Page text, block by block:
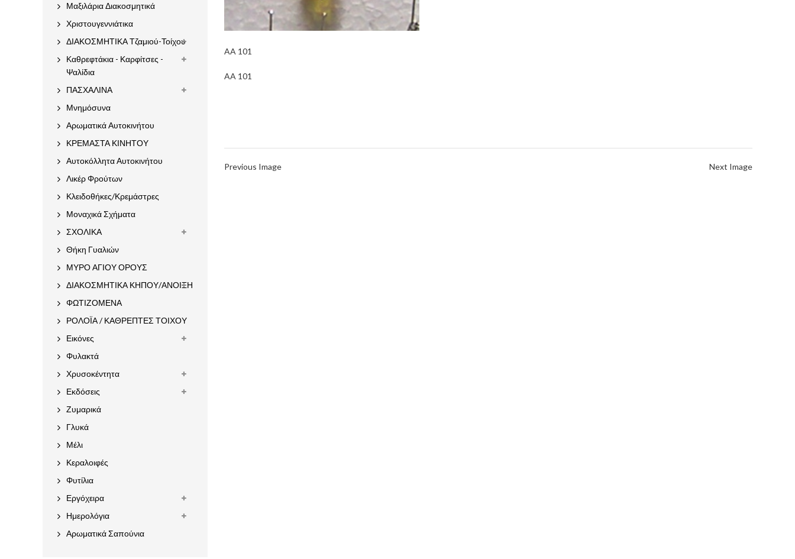
AA 101
AA 101
Previous Image Next Image
Μαξιλάρια Διακοσμητικά
Χριστουγεννιάτικα
ΔΙΑΚΟΣΜΗΤΙΚΑ Τζαμιού-Τοίχου
Καθρεφτάκια - Καρφίτσες -
Ψαλίδια
ΠΑΣΧΑΛΙΝΑ
Μνημόσυνα
Αρωματικά Αυτοκινήτου
ΚΡΕΜΑΣΤΑ ΚΙΝΗΤΟΥ
Αυτοκόλλητα Αυτοκινήτου
Λικέρ Φρούτων
Κλειδοθήκες/Κρεμάστρες
Μοναχικά Σχήματα
ΣΧΟΛΙΚΑ
Θήκη Γυαλιών
ΜΥΡΟ ΑΓΙΟΥ ΟΡΟΥΣ
ΔΙΑΚΟΣΜΗΤΙΚΑ ΚΗΠΟΥ/ΑΝΟΙΞΗ
ΦΩΤΙΖΟΜΕΝΑ
ΡΟΛΟΪΑ / ΚΑΘΡΕΠΤΕΣ ΤΟΙΧΟΥ
Εικόνες
Φυλακτά
Χρυσοκέντητα
Εκδόσεις
Ζυμαρικά
Γλυκά
Μέλι
Κεραλοιφές
Φυτίλια
Εργόχειρα
Ημερολόγια
Αρωματικά Σαπούνια